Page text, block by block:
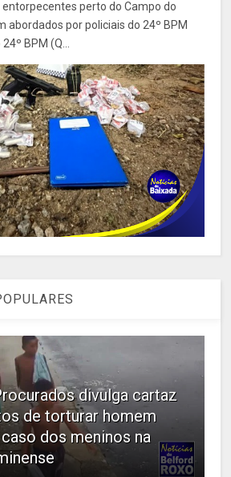
perto do Campo do
abordados por policiais do 24º BPM
BPM (Q...
divulga cartaz
de torturar homem
dos meninos na